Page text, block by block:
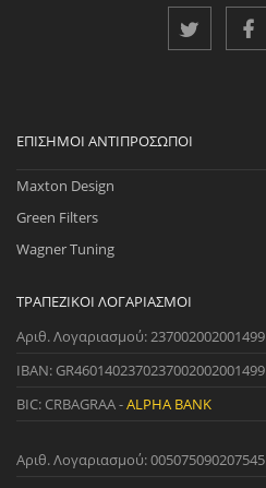
ΕΠΊΣΗΜΟΙ ΑΝΤΙΠΡΌΣΩΠΟΙ
Maxton Design
Green Filters
Wagner Tuning
ΤΡΑΠΕΖΙΚΟΊ ΛΟΓΑΡΙΑΣΜΟΊ
Αριθ. Λογαριασμού: 237002002001499
IBAN: GR4601402370237002002001499
BIC: CRBAGRAA -ALPHA BANK
Αριθ. Λογαριασμού: 005075090207545